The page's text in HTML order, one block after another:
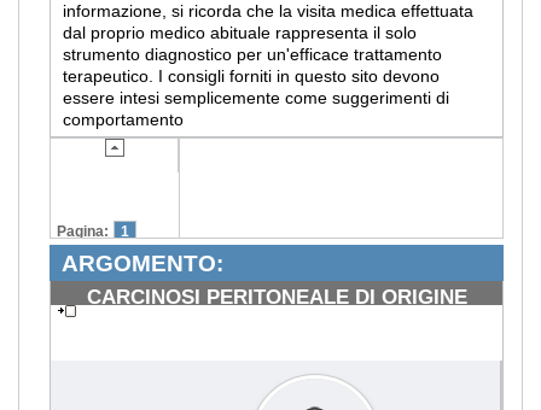
informazione, si ricorda che la visita medica effettuata
dal proprio medico abituale rappresenta il solo
strumento diagnostico per un'efficace trattamento
terapeutico. I consigli forniti in questo sito devono
essere intesi semplicemente come suggerimenti di
comportamento
Pagina: 1
ARGOMENTO:
CARCINOSI PERITONEALE DI ORIGINE